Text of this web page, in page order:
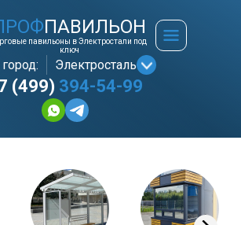
ПАВИЛЬОН
павильоны в Электростали под
ключ
Электросталь
(499) 394-54-99